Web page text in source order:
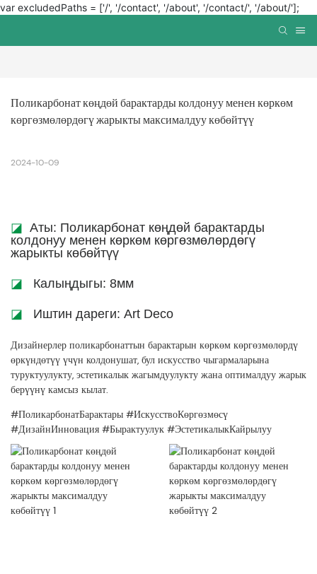
var excludedPaths = ['/', '/contact', '/about', '/contact/', '/about/'];
Поликарбонат көңдөй барактарды колдонуу менен көркөм
көргөзмөлөрдөгү жарыкты максималдуу көбөйтүү
2024-10-09
◪ Аты: Поликарбонат көңдөй барактарды
колдонуу менен көркөм көргөзмөлөрдөгү
жарыкты көбөйтүү
◪ Калыңдыгы: 8мм
◪ Иштин дареги: Art Deco
Дизайнерлер поликарбонаттын барактарын көркөм көргөзмөлөрдү
өркүндөтүү үчүн колдонушат, бул искусство чыгармаларына
туруктуулукту, эстетикалык жагымдуулукту жана оптималдуу жарык
берүүнү камсыз кылат.
#ПоликарбонатБарактары #ИскусствоКөргөзмөсү
#ДизайнИнновация #Бырактуулук #ЭстетикалыкКайрылуу